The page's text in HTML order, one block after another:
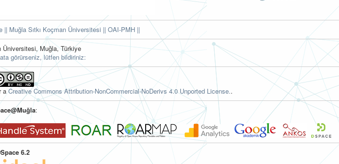
|| Muğla Sıtkı Koçman Üniversitesi || OAI-PMH ||
Üniversitesi, Muğla, Türkiye
görürseniz, lütfen bildiriniz:
aCreative Commons Attribution-NonCommercial-NoDerivs 4.0 Unported License..
:
6.2